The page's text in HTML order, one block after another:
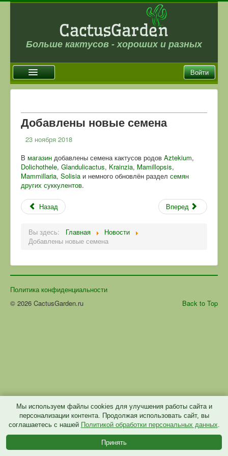
Мы используем файлы cookies для улучшения работы сайта и
персонализации контента. Продолжая использовать сайт, вы
соглашаетесь с нашей Политикой обработки персональных данных.
Принять
Больше кактусов - хороших и разных
Войти
Новости
Оплата и доставка
Отзывы
Ссылки
Добавлены новые семена
23 ноября 2018
В магазин добавлены семена кактусов родов Aztekium,
Dolichothele, Glandulicactus, Krainzia, Mamillopsis,
Mammillaria, Solisia и немного обновлён раздел семян
других суккулентов.
Назад Вперед
Вы здесь: Главная
Новости
Добавлены новые семена
Политика конфиденциальности
Back to Top
© 2026 CactusGarden.ru